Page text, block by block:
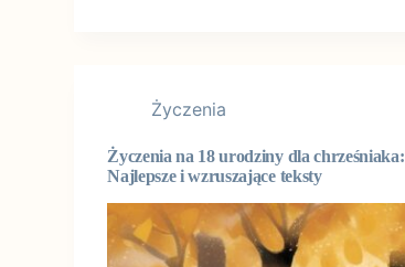
Życzenia
Życzenia na 18 urodziny dla chrześniaka:
Najlepsze i wzruszające teksty